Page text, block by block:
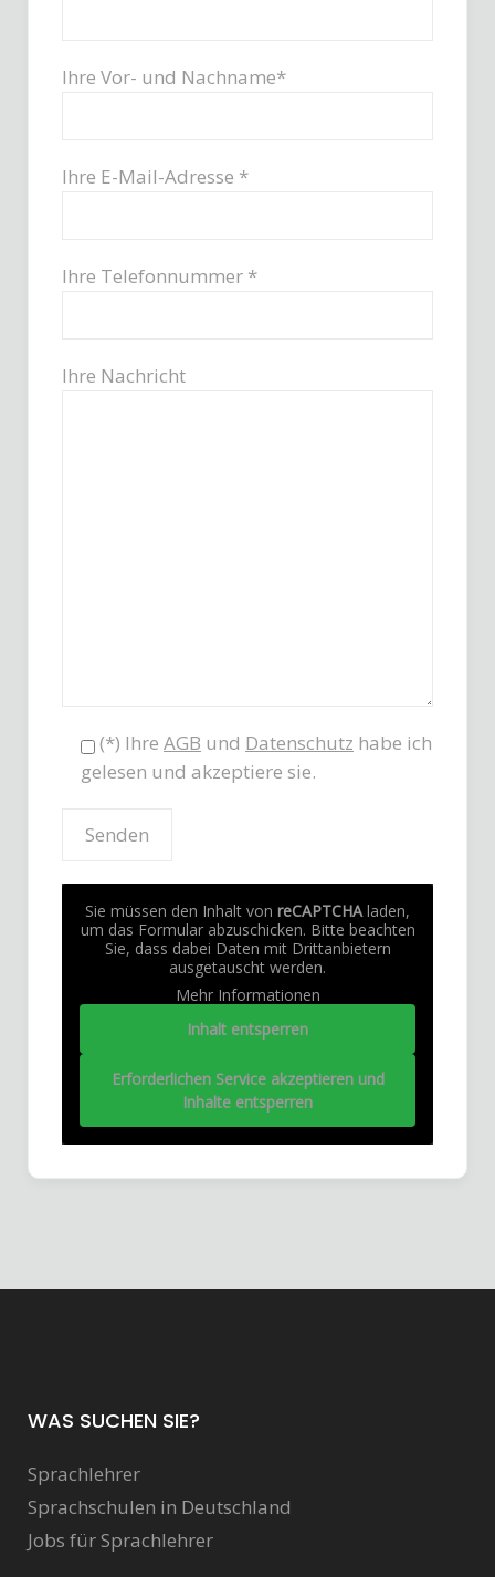
Ihre Vor- und Nachname*
Ihre E-Mail-Adresse *
Ihre Telefonnummer *
Ihre Nachricht
(*) Ihre AGB und Datenschutz habe ich
gelesen und akzeptiere sie.
Sie müssen den Inhalt von reCAPTCHAladen,
um das Formular abzuschicken. Bitte beachten
Sie, dass dabei Daten mit Drittanbietern
ausgetauscht werden.
Mehr Informationen
Inhalt entsperren
Erforderlichen Service akzeptieren und
Inhalte entsperren
WAS SUCHEN SIE?
Sprachlehrer
Sprachschulen in Deutschland
Jobs für Sprachlehrer